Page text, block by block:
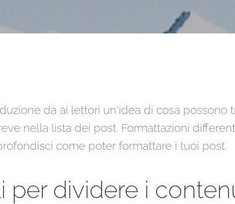
dà ai lettori un'idea di cosa possono
nella lista dei post. Formattazioni
come poter formattare i tuoi post.
per dividere i